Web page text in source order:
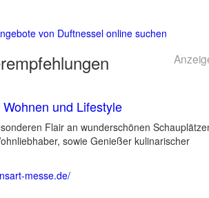
von Duftnessel online suchen
und Lifestyle
Flair an wunderschönen
sowie Genießer kulinarischer
messe.de/